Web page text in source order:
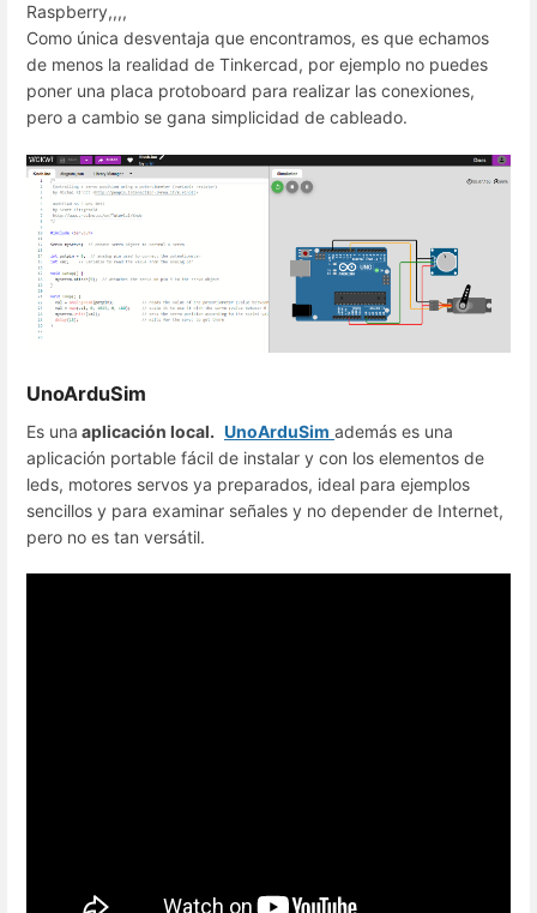
Raspberry,,,,
Como única desventaja que encontramos, es que echamos
de menos la realidad de Tinkercad, por ejemplo no puedes
poner una placa protoboard para realizar las conexiones,
pero a cambio se gana simplicidad de cableado.
UnoArduSim
Es una aplicación local. UnoArduSim además es una
aplicación portable fácil de instalar y con los elementos de
leds, motores servos ya preparados, ideal para ejemplos
sencillos y para examinar señales y no depender de Internet,
pero no es tan versátil.